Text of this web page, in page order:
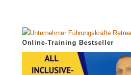
Online-Training Bestseller